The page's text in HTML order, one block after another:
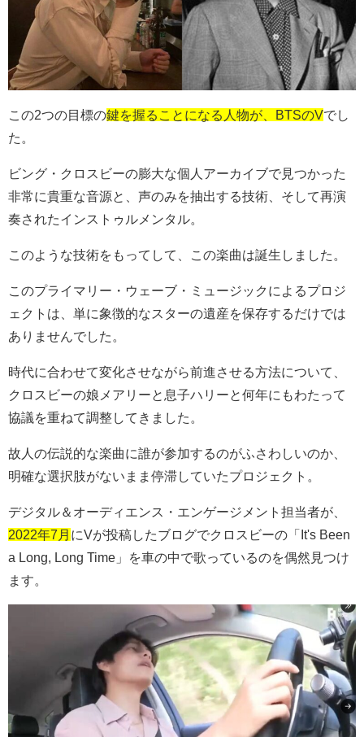
この2つの目標の鍵を握ることになる人物が、BTSのVでし
た。
ビング・クロスビーの膨大な個人アーカイブで見つかった
非常に貴重な音源と、声のみを抽出する技術、そして再演
奏されたインストゥルメンタル。
このような技術をもってして、この楽曲は誕生しました。
このプライマリー・ウェーブ・ミュージックによるプロジ
ェクトは、単に象徴的なスターの遺産を保存するだけでは
ありませんでした。
時代に合わせて変化させながら前進させる方法について、
クロスビーの娘メアリーと息子ハリーと何年にもわたって
協議を重ねて調整してきました。
故人の伝説的な楽曲に誰が参加するのがふさわしいのか、
明確な選択肢がないまま停滞していたプロジェクト。
デジタル＆オーディエンス・エンゲージメント担当者が、
2022年7月 にVが投稿したブログでクロスビーの「
It's Been
a Long, Long Time 」を車の中で歌っているのを偶然見つけ
ます。